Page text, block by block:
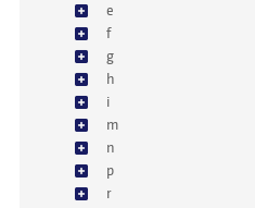
e
f
g
h
i
m
n
p
r